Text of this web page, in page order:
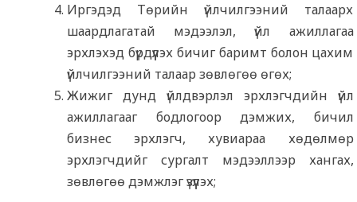
Иргэдэд Төрийн үйлчилгээний талаарх
шаардлагатай мэдээлэл, үйл ажиллагаа
эрхлэхэд бүрдүүлэх бичиг баримт болон цахим
үйлчилгээний талаар зөвлөгөө өгөх;
Жижиг дунд үйлдвэрлэл эрхлэгчдийн үйл
ажиллагааг бодлогоор дэмжих, бичил
бизнес эрхлэгч, хувиараа хөдөлмөр
эрхлэгчдийг сургалт мэдээллээр хангах,
зөвлөгөө дэмжлэг үзүүлэх;